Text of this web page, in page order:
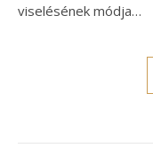
viselésének módja…